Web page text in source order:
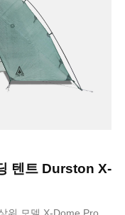
텐트 Durston X-
위 모델 X-Dome Pro